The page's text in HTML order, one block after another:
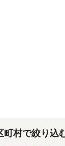
積を取り寄せて
町村で絞り込